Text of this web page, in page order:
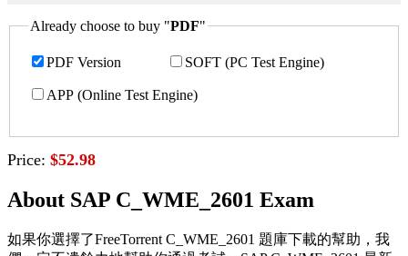
Already choose to buy "PDF"
PDF Version SOFT (PC Test Engine)
APP (Online Test Engine)
Price: $52.98
About SAP C_WME_2601 Exam
如果你選擇了FreeTorrent C_WME_2601 題庫下載的幫助，我